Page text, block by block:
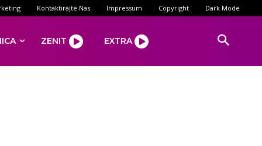
Kontaktirajte Nas Impressum Copyright Dark Mode
ZENIT EXTRA